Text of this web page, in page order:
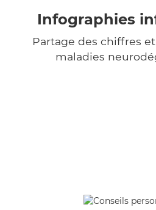
Infographies
Partage des chiffres
maladies